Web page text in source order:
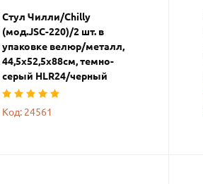
Стул Чилли/Chilly
(мод.JSC-220)/2 шт. в
упаковке велюр/металл,
44,5х52,5х88см, темно-
серый HLR24/черный
Код: 24561